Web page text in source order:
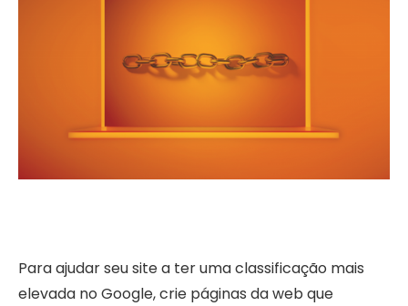
Para ajudar seu site a ter uma classificação mais
elevada no Google, crie páginas da web que